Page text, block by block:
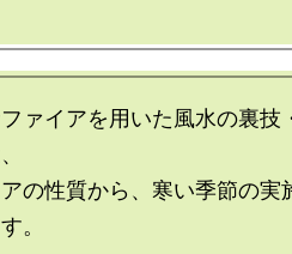
ァイアを用いた風水の裏技
の性質から、寒い季節の実
。